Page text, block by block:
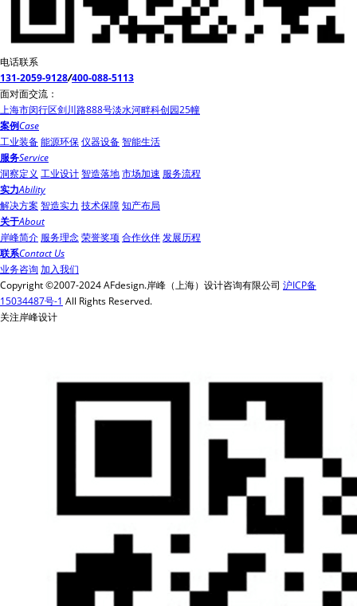
电话联系
131-2059-9128/400-088-5113
面对面交流：
上海市闵行区剑川路888号淡水河畔科创园25幢
案例Case
工业装备能源环保仪器设备智能生活
服务Service
洞察定义 工业设计智造落地市场加速 服务流程
实力Ability
解决方案 智造实力 技术保障知产布局
关于About
岸峰简介 服务理念荣誉奖项合作伙伴发展历程
联系Contact Us
业务咨询 加入我们
Copyright ©2007-2024 AFdesign.岸峰（上海）设计咨询有限公司 沪ICP备
15034487号-1 All Rights Reserved.
关注岸峰设计